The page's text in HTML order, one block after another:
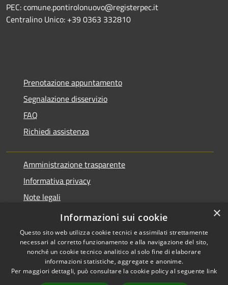
PEC: comune.pontirolonuovo@registerpec.it
Centralino Unico: +39 0363 332810
Prenotazione appuntamento
Segnalazione disservizio
FAQ
Richiedi assistenza
Amministrazione trasparente
Informativa privacy
Note legali
Dichiarazione di accessibilità
Accessibilità
Copyright © 2026 • Comune di
Pontirolo Nuovo • Powered by
×
Informazioni sui cookie
Questo sito web utilizza cookie tecnici e assimilati strettamente
necessari al corretto funzionamento e alla navigazione del sito,
nonché un cookie tecnico analitico al solo fine di elaborare
informazioni statistiche, aggregate e anonime.
Per maggiori dettagli, può consultare la cookie policy al seguente link